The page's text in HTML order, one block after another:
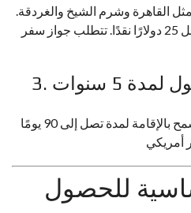
القاهرة وشرم الشيخ والغردقة.
تُمنح لمواطني دول محددة مقابل 25 دولارًا نقدًا. تتطلب جواز سفر
5 سنوات
تم إطلاقها رسميًا في 2023. تسمح بالإقامة لمدة تصل إلى 90 يومًا
للحصول